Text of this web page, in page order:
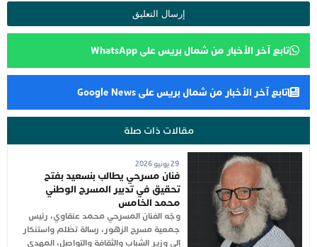
تابع آخر الأخبار من شمال بريس على WhatsApp
تابع آخر الأخبار من شمال بريس على Google News
مقالات ذات صلة
29 يونيو 2026
فنان مسرحي يطالب بنسعيد بفتح
تحقيق في تدبير المسرح الوطني
محمد الخامس
وجّه الفنان المسرحي محمد عنقاوي، رئيس
جمعية مسرح الزهور، رسالة تظلم واستنكار
إلى وزير الشباب والثقافة والتواصل، المهدي